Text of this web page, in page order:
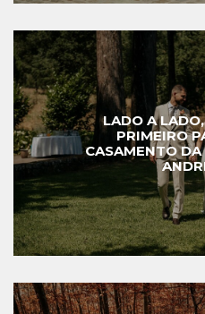
LADO A
PRIMEIRO
CASAMENTO